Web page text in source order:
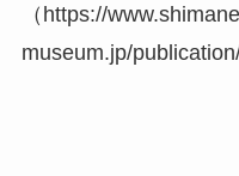
（https://
museum.jp/